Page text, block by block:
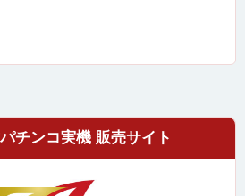
チンコ実機 販売サイト